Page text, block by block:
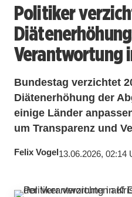
Politiker
Verantwortung
Bundestag verzichtet
Diätenerhöhung der
einige Länder
um Transparenz und
Felix Vogel 13.06.2026, 02:14